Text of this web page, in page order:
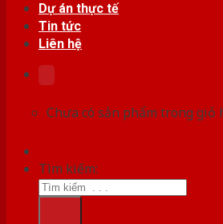
Dự án thực tế
Tin tức
Liên hệ
Chưa có sản phẩm trong giỏ
Tìm kiếm: